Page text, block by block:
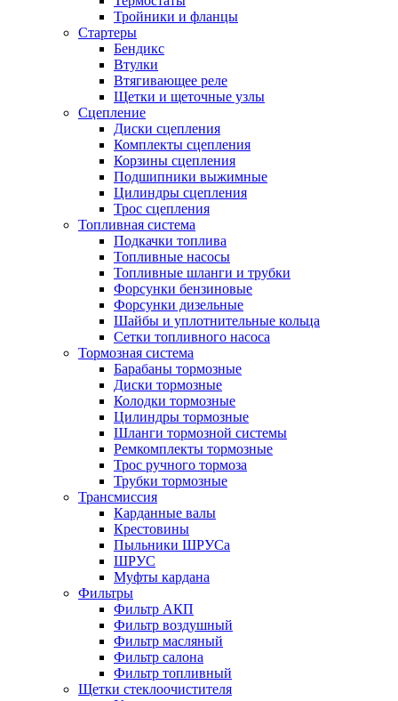
Тройники и фланцы
Стартеры
Бендикс
Втулки
Втягивающее реле
Щетки и щеточные узлы
Сцепление
Диски сцепления
Комплекты сцепления
Корзины сцепления
Подшипники выжимные
Цилиндры сцепления
Трос сцепления
Топливная система
Подкачки топлива
Топливные насосы
Топливные шланги и трубки
Форсунки бензиновые
Форсунки дизельные
Шайбы и уплотнительные кольца
Сетки топливного насоса
Тормозная система
Барабаны тормозные
Диски тормозные
Колодки тормозные
Цилиндры тормозные
Шланги тормозной системы
Ремкомплекты тормозные
Трос ручного тормоза
Трубки тормозные
Трансмиссия
Карданные валы
Крестовины
Пыльники ШРУСа
ШРУС
Муфты кардана
Фильтры
Фильтр АКП
Фильтр воздушный
Фильтр масляный
Фильтр салона
Фильтр топливный
Щетки стеклоочистителя